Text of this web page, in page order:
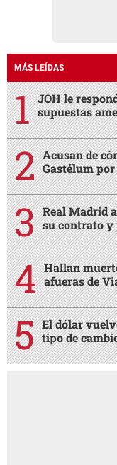
MÁS LEÍDAS
JOH le
supuestas
Acusan de
Gastélum
Real Madrid
su contrato y
Hallan
afueras de
El dólar
tipo de